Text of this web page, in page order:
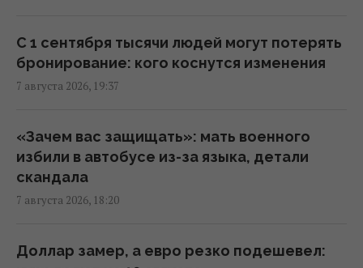
Зеленский прибыл в Сербию: подробности
первого официального визита
Дипломатическое контрнаступление
Украины на Вашингтон захлебнулось, – The
Atlantic
С 1 сентября тысячи людей могут потерять
бронирование: кого коснутся изменения
7 августа 2026, 19:37
«Зачем вас защищать»: мать военного
избили в автобусе из-за языка, детали
скандала
7 августа 2026, 18:20
Доллар замер, а евро резко подешевел: